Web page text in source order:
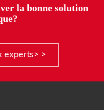
la bonne solution
experts> >